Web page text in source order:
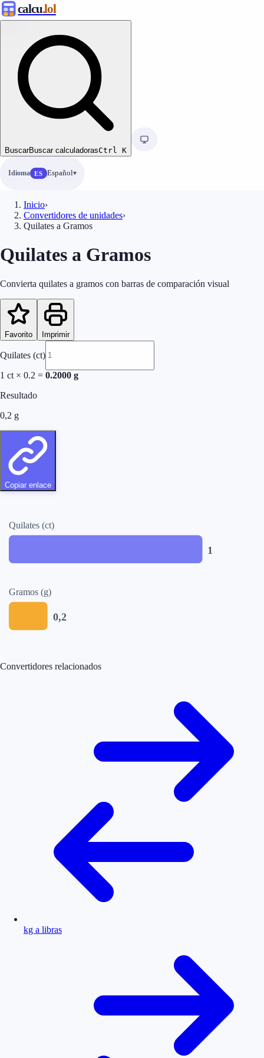
calcu.lol
BuscarBuscar calculadorasCtrl K
Idioma ES Español
Inicio›
Convertidores de unidades›
Quilates a Gramos
Quilates a Gramos
Convierta quilates a gramos con barras de comparación visual
Favorito Imprimir
Quilates (ct)
1 ct × 0.2 = 0.2000 g
Resultado
0,2 g
Copiar enlace
Quilates (ct)
1
Gramos (g)
0,2
Convertidores relacionados
kg a libras